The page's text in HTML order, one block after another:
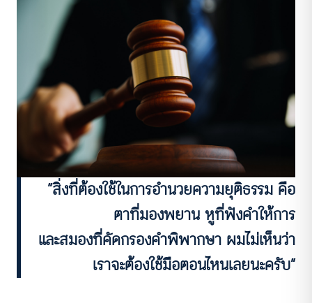
“สิ่งที่ต้องใช้ในการอำนวยความยุติธรรม คือ
ตาที่มองพยาน หูที่ฟังคำให้การ
และสมองที่คัดกรองคำพิพากษา ผมไม่เห็นว่า
เราจะต้องใช้มือตอนไหนเลยนะครับ”